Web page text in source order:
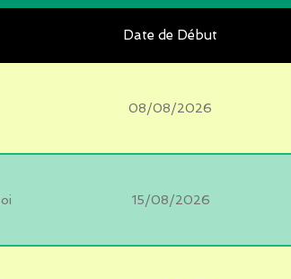
Date de Début
08/08/2026
15/08/2026